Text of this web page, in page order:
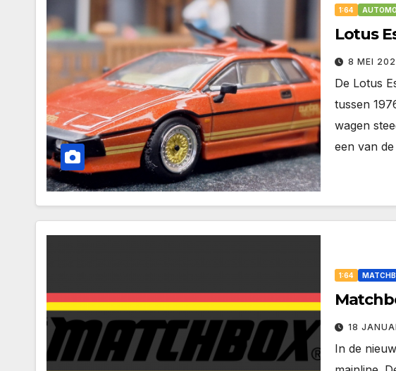
1:64
Lotus
8 MEI
De Lotus
tussen
wagen
een van
1:64
18
In de